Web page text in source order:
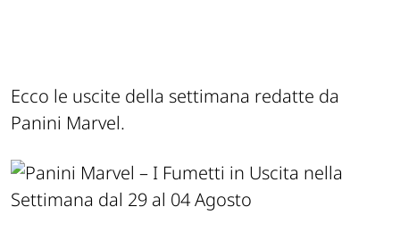
Ecco le uscite della settimana redatte da
Panini Marvel.